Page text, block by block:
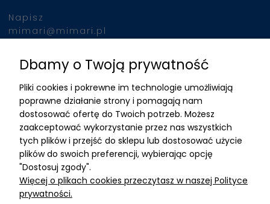
Napisz
mimari@mimari.pl
Znajdziesz nas
ADRES
MIMARI sp z o.o.
ul. Kurkowa 12
50-210 Wrocław
Dane rejestracyjne
NIP:8982325327
Dbamy o Twoją prywatność
Pliki cookies i pokrewne im technologie umożliwiają
poprawne działanie strony i pomagają nam
dostosować ofertę do Twoich potrzeb. Możesz
zaakceptować wykorzystanie przez nas wszystkich
tych plików i przejść do sklepu lub dostosować użycie
plików do swoich preferencji, wybierając opcję
"Dostosuj zgody".
Więcej o plikach cookies przeczytasz w naszej Polityce
prywatności.